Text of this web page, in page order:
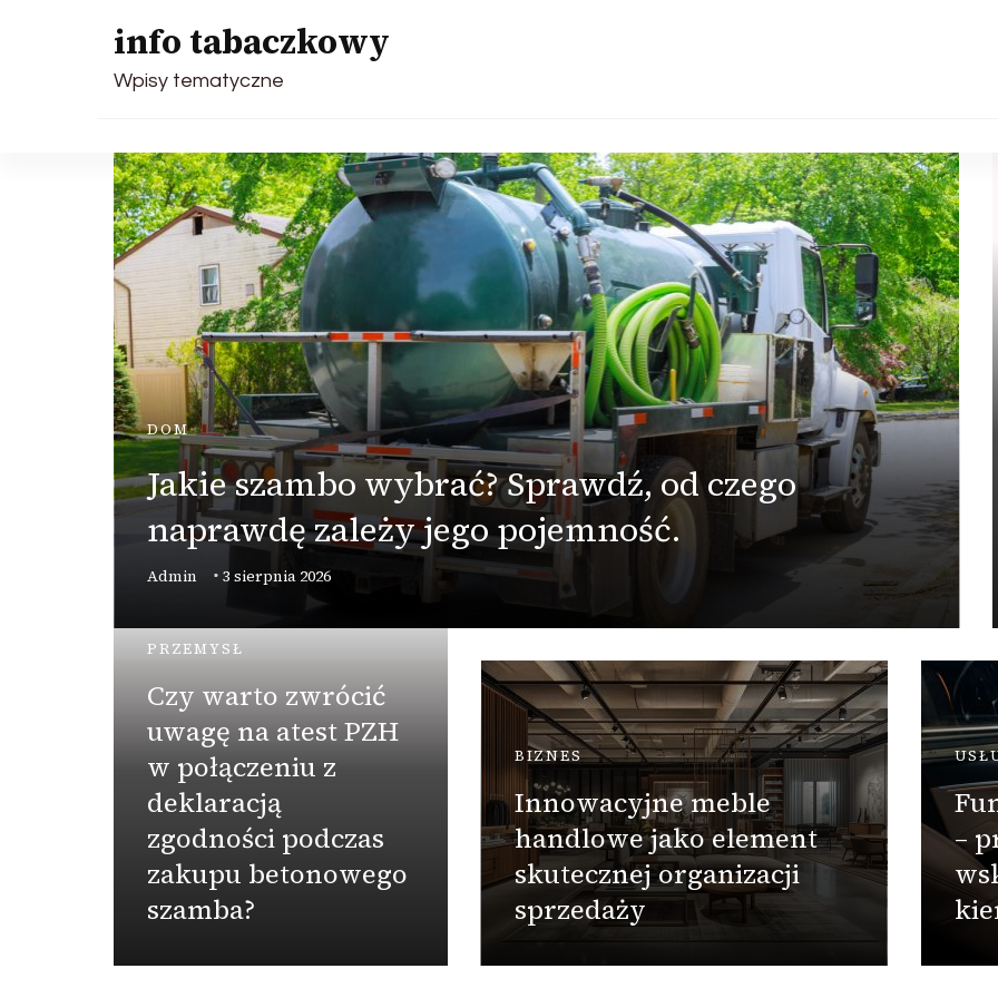
info tabaczkowy
Wpisy tematyczne
DOM
Jakie szambo wybrać? Sprawdź, od czego
naprawdę zależy jego pojemność.
Admin 3 sierpnia 2026
PRZEMYSŁ
Czy warto zwrócić
uwagę na atest PZH
w połączeniu z
deklaracją
zgodności podczas
zakupu betonowego
szamba?
BIZNES
Innowacyjne meble
handlowe jako element
skutecznej organizacji
sprzedaży
–